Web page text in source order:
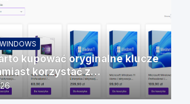
WINDOWS
kupować oryginalne klucze
korzystać z
źródeł?